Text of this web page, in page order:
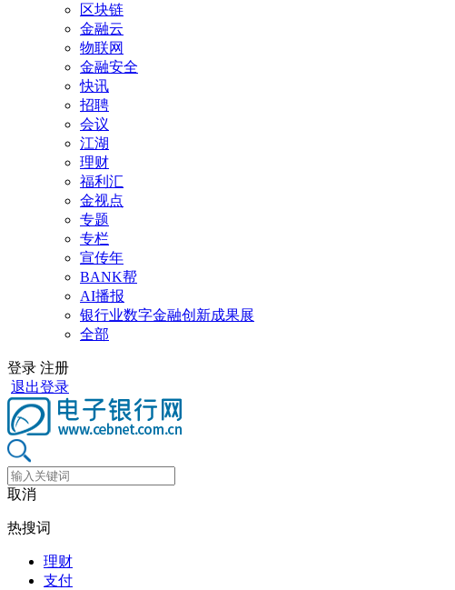
区块链
金融云
物联网
金融安全
快讯
招聘
会议
江湖
理财
福利汇
金视点
专题
专栏
宣传年
BANK帮
AI播报
银行业数字金融创新成果展
全部
登录 注册
退出登录
取消
热搜词
理财
支付